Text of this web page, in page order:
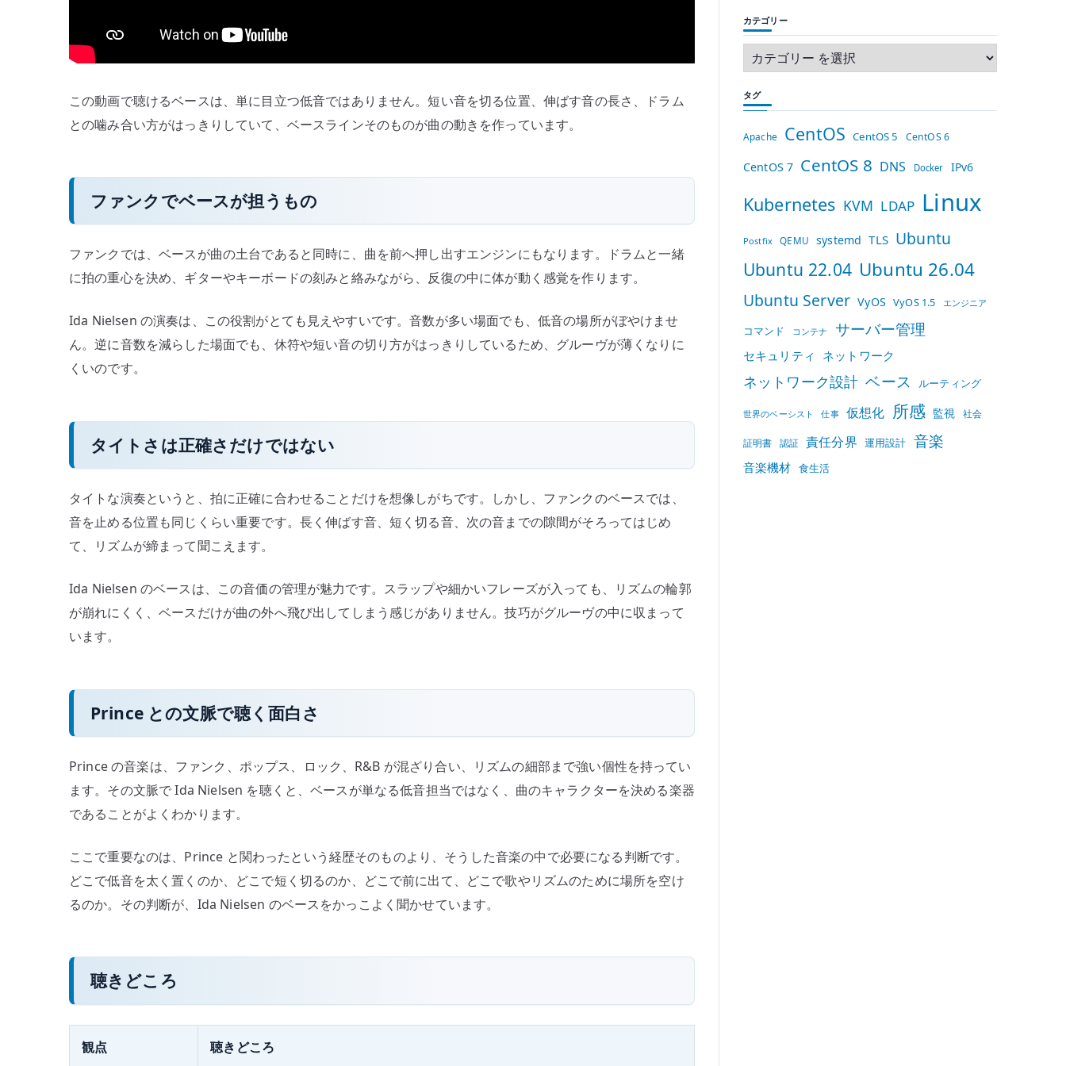
この動画で聴けるベースは、単に目立つ低音ではありません。短い音を切る位置、伸ばす音の長さ、ドラム
との噛み合い方がはっきりしていて、ベースラインそのものが曲の動きを作っています。
ファンクでベースが担うもの
ファンクでは、ベースが曲の土台であると同時に、曲を前へ押し出すエンジンにもなります。ドラムと一緒
に拍の重心を決め、ギターやキーボードの刻みと絡みながら、反復の中に体が動く感覚を作ります。
Ida Nielsen の演奏は、この役割がとても見えやすいです。音数が多い場面でも、低音の場所がぼやけませ
ん。逆に音数を減らした場面でも、休符や短い音の切り方がはっきりしているため、グルーヴが薄くなりに
くいのです。
タイトさは正確さだけではない
タイトな演奏というと、拍に正確に合わせることだけを想像しがちです。しかし、ファンクのベースでは、
音を止める位置も同じくらい重要です。長く伸ばす音、短く切る音、次の音までの隙間がそろってはじめ
て、リズムが締まって聞こえます。
Ida Nielsen のベースは、この音価の管理が魅力です。スラップや細かいフレーズが入っても、リズムの輪郭
が崩れにくく、ベースだけが曲の外へ飛び出してしまう感じがありません。技巧がグルーヴの中に収まって
います。
Prince との文脈で聴く面白さ
Prince の音楽は、ファンク、ポップス、ロック、R&B が混ざり合い、リズムの細部まで強い個性を持ってい
ます。その文脈で Ida Nielsen を聴くと、ベースが単なる低音担当ではなく、曲のキャラクターを決める楽器
であることがよくわかります。
ここで重要なのは、Prince と関わったという経歴そのものより、そうした音楽の中で必要になる判断です。
どこで低音を太く置くのか、どこで短く切るのか、どこで前に出て、どこで歌やリズムのために場所を空け
るのか。その判断が、Ida Nielsen のベースをかっこよく聞かせています。
聴きどころ
観点 聴きどころ
カテゴリー
タグ
Apache CentOS CentOS 5 CentOS 6
CentOS 7 CentOS 8 DNS Docker IPv6
Kubernetes KVM LDAP Linux
Postfix QEMU systemd TLS Ubuntu
Ubuntu 22.04 Ubuntu 26.04
Ubuntu Server VyOS VyOS 1.5 エンジニア
コマンド コンテナ サーバー管理
セキュリティ ネットワーク
ネットワーク設計 ベース ルーティング
世界のベーシスト 仕事 仮想化 所感 監視 社会
証明書 認証 責任分界 運用設計 音楽
音楽機材 食生活